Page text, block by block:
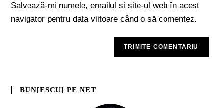
Salvează-mi numele, emailul și site-ul web în acest
navigator pentru data viitoare când o să comentez.
BUN[ESCU] PE NET